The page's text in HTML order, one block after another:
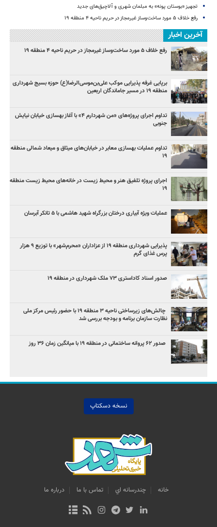
تجهیز «بوستان پونه» به مبلمان شهری و آلاچیق‌های جدید
رفع خلاف ۵ مورد ساخت‌وساز غیرمجاز در حریم ناحیه ۴ منطقه ۱۹
آخرین اخبار
رفع خلاف ۵ مورد ساخت‌وساز غیرمجاز در حریم ناحیه ۴ منطقه ۱۹
برپایی غرفه پذیرایی موکب علی‌بن‌موسی‌الرضا(ع) حوزه بسیج شهرداری
منطقه ۱۹ در مسیر جاماندگان اربعین
تداوم اجرای پروژه‌های «من شهردارم ۴» با آغاز بهسازی خیابان نیایش
جنوبی
تداوم عملیات بهسازی معابر در خیابان‌های میثاق و میعاد شمالی منطقه
۱۹
اجرای پروژه تلفیق هنر و محیط زیست در خانه‌های محیط زیست منطقه
۱۹
عملیات ویژه آبیاری درختان بزرگراه شهید هاشمی با ۵ تانکر آبرسان
پذیرایی شهرداری منطقه ۱۹ از عزاداران «محرم‌شهر» با توزیع ۹ هزار
پرس غذای گرم
صدور اسناد کاداستری ۷۳ ملک شهرداری در منطقه ۱۹
چالش‌های زیرساختی ناحیه ۳ منطقه ۱۹ با حضور رئیس مرکز ملی
نظارت سازمان برنامه و بودجه بررسی شد
صدور ۶۲ پروانه ساختمانی در منطقه ۱۹ با میانگین زمان ۳۶ روز
نسخه دسکتاپ
خانه چندرسانه اي تماس با ما درباره ما